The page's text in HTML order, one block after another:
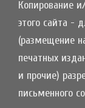
Копирование
этого сайта -
(размещение
печатных
и прочие)
письменного